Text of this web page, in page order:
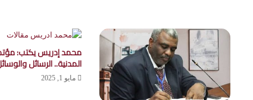
محمد إدريس يكتب:
المدنية.. الرسائل
مايو 1, 2025